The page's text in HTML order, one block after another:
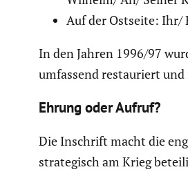
Auf der Ostseite: Ihr/
In den Jahren 1996/97
umfassend restau­riert
Ehrung oder Aufruf?
Die Inschrift macht die
strate­gisch am Krieg